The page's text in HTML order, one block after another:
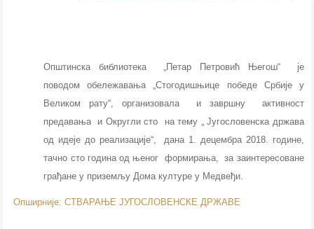
Општинска библиотека „Петар Петровић Његош“ је
поводомобележавања „Стогодишњице победе Србије у
Великом рату“, организовала и завршну активност
предавања и Округли сто на тему „ Југословенска држава
од идеје до реализације“, дана 1. децембра 2018. године,
тачно сто година од њеног формирања,
за заинтересоване
грађане у приземљу Дома културе у Медвеђи.
Опширније: СТВАРАЊЕ ЈУГОСЛОВЕНСКЕ ДРЖАВЕ